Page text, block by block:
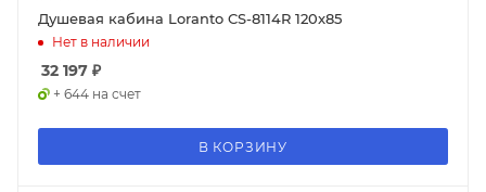
Душевая кабина Loranto CS-8114R 120x85
Нет в наличии
32 197 ₽
+ 644 на счет
В КОРЗИНУ